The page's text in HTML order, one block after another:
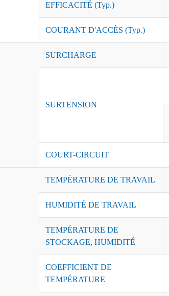
EFFICACITÉ (Typ.)
COURANT D'ACCÈS (Typ.)
SURCHARGE
SURTENSION
COURT-CIRCUIT
TEMPÉRATURE DE TRAVAIL
HUMIDITÉ DE TRAVAIL
TEMPÉRATURE DE
STOCKAGE, HUMIDITÉ
COEFFICIENT DE
TEMPÉRATURE